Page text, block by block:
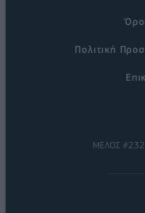
Πολιτική
ΜΕΛΟΣ